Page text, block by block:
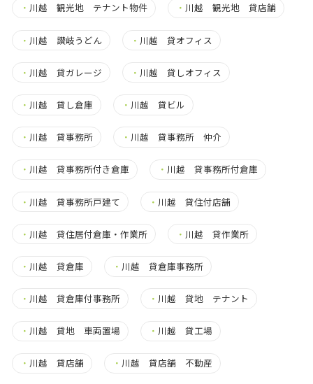
・ 川越 観光地 テナント物件 ・ 川越 観光地 貸店舗
・ 川越 讃岐うどん ・ 川越 貸オフィス
・ 川越 貸ガレージ ・ 川越 貸しオフィス
・ 川越 貸し倉庫 ・ 川越 貸ビル
・ 川越 貸事務所 ・ 川越 貸事務所 仲介
・ 川越 貸事務所付き倉庫 ・ 川越 貸事務所付倉庫
・ 川越 貸事務所戸建て ・ 川越 貸住付店舗
・ 川越 貸住居付倉庫・作業所 ・ 川越 貸作業所
・ 川越 貸倉庫 ・ 川越 貸倉庫事務所
・ 川越 貸倉庫付事務所 ・ 川越 貸地 テナント
・ 川越 貸地 車両置場 ・ 川越 貸工場
・ 川越 貸店舗 ・ 川越 貸店舗 不動産